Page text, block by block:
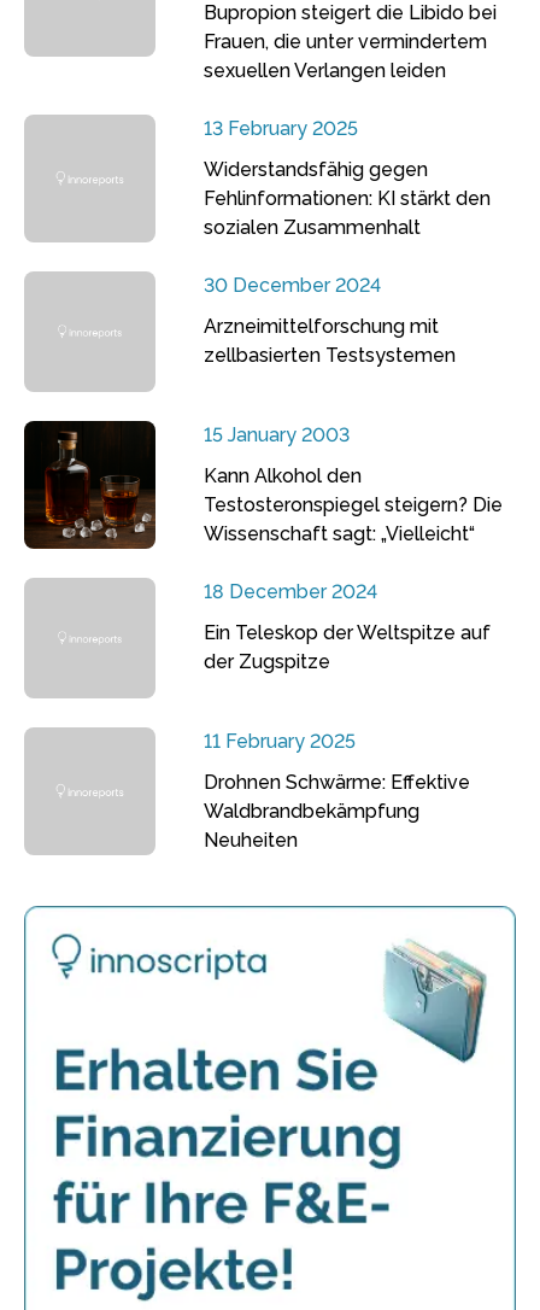
Bupropion steigert die Libido bei
Frauen, die unter vermindertem
sexuellen Verlangen leiden
13 February 2025
Widerstandsfähig gegen
Fehlinformationen: KI stärkt den
sozialen Zusammenhalt
30 December 2024
Arzneimittelforschung mit
zellbasierten Testsystemen
15 January 2003
Kann Alkohol den
Testosteronspiegel steigern? Die
Wissenschaft sagt: „Vielleicht“
18 December 2024
Ein Teleskop der Weltspitze auf
der Zugspitze
11 February 2025
Drohnen Schwärme: Effektive
Waldbrandbekämpfung
Neuheiten